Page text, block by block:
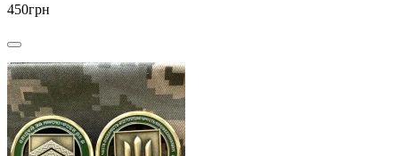
450грн